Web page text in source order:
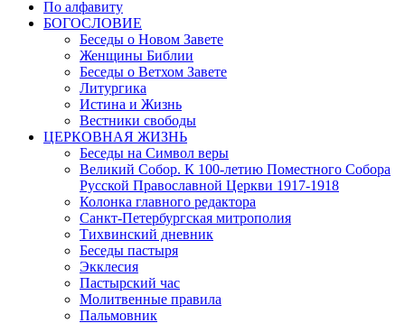
По алфавиту
БОГОСЛОВИЕ
Беседы о Новом Завете
Женщины Библии
Беседы о Ветхом Завете
Литургика
Истина и Жизнь
Вестники свободы
ЦЕРКОВНАЯ ЖИЗНЬ
Беседы на Символ веры
Великий Собор. К 100-летию Поместного Собора
Русской Православной Церкви 1917-1918
Колонка главного редактора
Санкт-Петербургская митрополия
Тихвинский дневник
Беседы пастыря
Экклесия
Пастырский час
Молитвенные правила
Пальмовник